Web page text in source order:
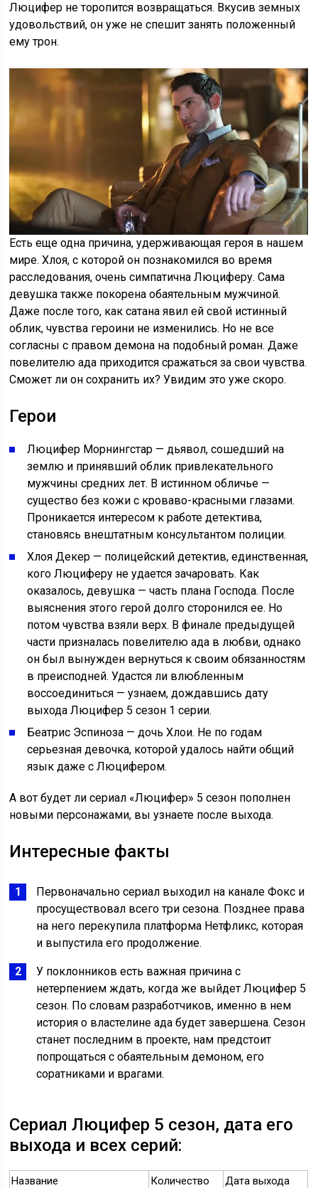
Люцифер не торопится возвращаться. Вкусив земных
удовольствий, он уже не спешит занять положенный
ему трон.
Есть еще одна причина, удерживающая героя в нашем
мире. Хлоя, с которой он познакомился во время
расследования, очень симпатична Люциферу. Сама
девушка также покорена обаятельным мужчиной.
Даже после того, как сатана явил ей свой истинный
облик, чувства героини не изменились. Но не все
согласны с правом демона на подобный роман. Даже
повелителю ада приходится сражаться за свои чувства.
Сможет ли он сохранить их? Увидим это уже скоро.
Герои
Люцифер Морнингстар — дьявол, сошедший на
землю и принявший облик привлекательного
мужчины средних лет. В истинном обличье —
существо без кожи с кроваво-красными глазами.
Проникается интересом к работе детектива,
становясь внештатным консультантом полиции.
Хлоя Декер — полицейский детектив, единственная,
кого Люциферу не удается зачаровать. Как
оказалось, девушка — часть плана Господа. После
выяснения этого герой долго сторонился ее. Но
потом чувства взяли верх. В финале предыдущей
части призналась повелителю ада в любви, однако
он был вынужден вернуться к своим обязанностям
в преисподней. Удастся ли влюбленным
воссоединиться — узнаем, дождавшись дату
выхода Люцифер 5 сезон 1 серии.
Беатрис Эспиноза — дочь Хлои. Не по годам
серьезная девочка, которой удалось найти общий
язык даже с Люцифером.
А вот будет ли сериал «Люцифер» 5 сезон пополнен
новыми персонажами, вы узнаете после выхода.
Интересные факты
Первоначально сериал выходил на канале Фокс и
просуществовал всего три сезона. Позднее права
на него перекупила платформа Нетфликс, которая
и выпустила его продолжение.
У поклонников есть важная причина с
нетерпением ждать, когда же выйдет Люцифер 5
сезон. По словам разработчиков, именно в нем
история о властелине ада будет завершена. Сезон
станет последним в проекте, нам предстоит
попрощаться с обаятельным демоном, его
соратниками и врагами.
Сериал Люцифер 5 сезон, дата его
выхода и всех серий:
Название Количество Дата выхода